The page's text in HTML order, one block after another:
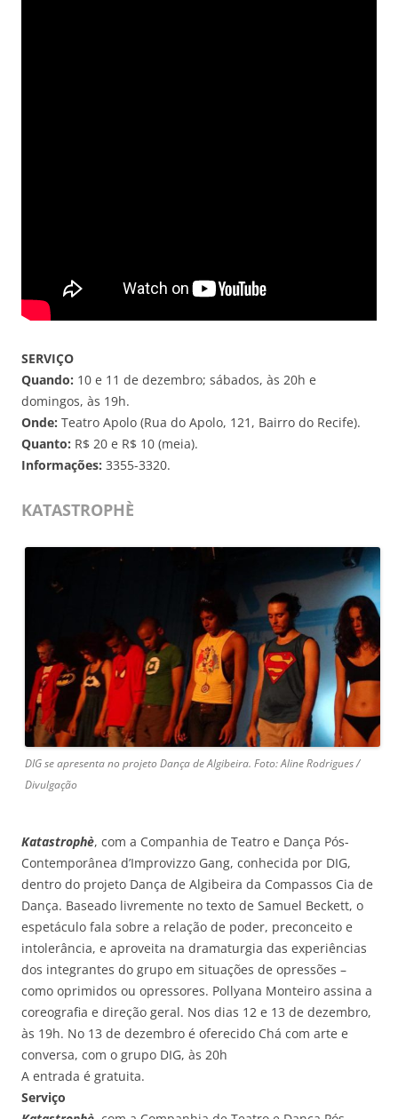
SERVIÇO
Quando: 10 e 11 de dezembro; sábados, às 20h e
domingos, às 19h.
Onde: Teatro Apolo (Rua do Apolo, 121, Bairro do Recife).
Quanto: R$ 20 e R$ 10 (meia).
Informações: 3355-3320.
KATASTROPHÈ
DIG se apresenta no projeto Dança de Algibeira. Foto: Aline Rodrigues /
Divulgação
Katastrophè, com a Companhia de Teatro e Dança Pós-
Contemporânea d’Improvizzo Gang, conhecida por DIG,
dentro do projeto Dança de Algibeira da Compassos Cia de
Dança. Baseado livremente no texto de Samuel Beckett, o
espetáculo fala sobre a relação de poder, preconceito e
intolerância, e aproveita na dramaturgia das experiências
dos integrantes do grupo em situações de opressões –
como oprimidos ou opressores. Pollyana Monteiro assina a
coreografia e direção geral. Nos dias 12 e 13 de dezembro,
às 19h. No 13 de dezembro é oferecido Chá com arte e
conversa, com o grupo DIG, às 20h
A entrada é gratuita.
Serviço